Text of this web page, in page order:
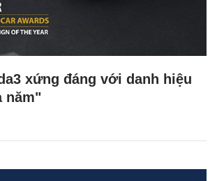
xứng đáng với danh hiệu
năm"